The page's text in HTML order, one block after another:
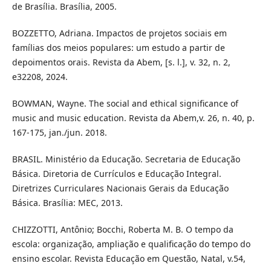
de Brasília. Brasília, 2005.
BOZZETTO, Adriana. Impactos de projetos sociais em
famílias dos meios populares: um estudo a partir de
depoimentos orais. Revista da Abem, [s. l.], v. 32, n. 2,
e32208, 2024.
BOWMAN, Wayne. The social and ethical significance of
music and music education. Revista da Abem,v. 26, n. 40, p.
167-175, jan./jun. 2018.
BRASIL. Ministério da Educação. Secretaria de Educação
Básica. Diretoria de Currículos e Educação Integral.
Diretrizes Curriculares Nacionais Gerais da Educação
Básica. Brasília: MEC, 2013.
CHIZZOTTI, Antônio; Bocchi, Roberta M. B. O tempo da
escola: organização, ampliação e qualificação do tempo do
ensino escolar. Revista Educação em Questão, Natal, v.54,